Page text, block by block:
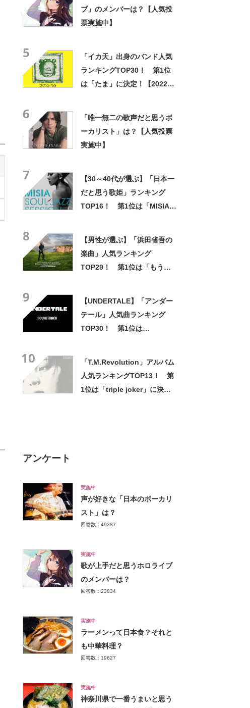
ブ」のメンバーは？【人気投
票実施中】
5
「イカ天」出身のバンド人気
ランキングTOP30！ 第1位
は「たま」に決定！【2022年
6
「唯一無二の歌声だと思うボ
ーカリスト」は？【人気投票
実施中】
7
【30～40代が選ぶ】「日本一
だと思う歌姫」ランキング
TOP16！ 第1位は「MISIA」
8
【男性が選ぶ】「浜田省吾の
楽曲」人気ランキング
TOP29！ 第1位は「もうひ
9
【UNDERTALE】「アンダー
テール」人気曲ランキング
TOP30！ 第1位は
10
「T.M.Revolution」アルバム
人気ランキングTOP13！ 第
1位は「triple joker」に決
アンケート
実施中
声が好きな「日本のボーカリ
スト」は？
回答数：49387
実施中
歌が上手だと思うホロライブ
のメンバーは？
回答数：23834
実施中
ラーメンって日本食？それと
も中華料理？
回答数：19627
実施中
神奈川県で一番うまいと思う